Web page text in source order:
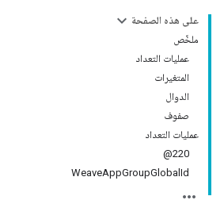
على هذه الصفحة
ملخّص
عمليات التعداد
المتغيرات
الدوال
صفوف
عمليات التعداد
220@
WeaveAppGroupGlobalId